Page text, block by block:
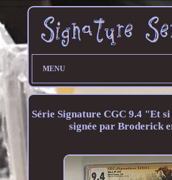
MENU
Série Signature CGC 9.4 "Et
signée par Broderick